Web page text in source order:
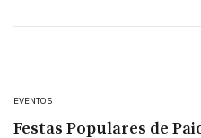
EVENTOS
Festas Populares de